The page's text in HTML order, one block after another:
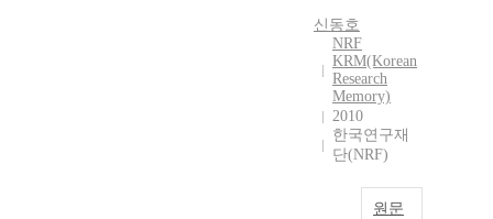
신동호
NRF
KRM(Korean
Research
Memory)
2010
한국연구재
단(NRF)
원문